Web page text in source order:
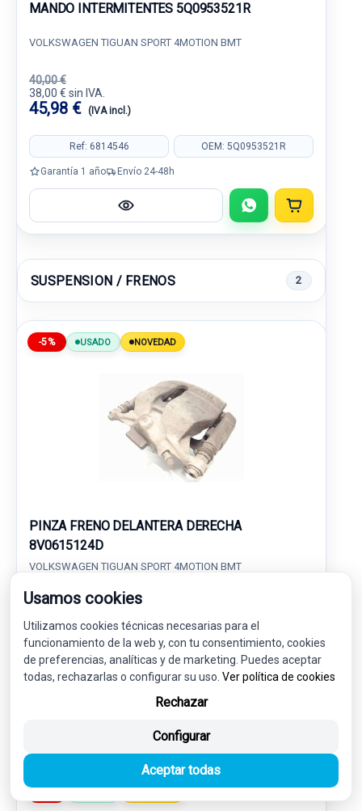
MANDO INTERMITENTES 5Q0953521R
VOLKSWAGEN TIGUAN SPORT 4MOTION BMT
40,00 €
38,00 € sin IVA.
45,98 € (IVA incl.)
Ref: 6814546 OEM: 5Q0953521R
Garantía 1 año Envío 24-48h
SUSPENSION / FRENOS 2
-5% USADO NOVEDAD
PINZA FRENO DELANTERA DERECHA
8V0615124D
VOLKSWAGEN TIGUAN SPORT 4MOTION BMT
27,00 €
31,04 €
Ref: 6814576 OEM: 8V0615124D
Envío 24-48h
Usamos cookies
Utilizamos cookies técnicas necesarias para el
funcionamiento de la web y, con tu consentimiento, cookies
de preferencias, analíticas y de marketing. Puedes aceptar
todas, rechazarlas o configurar su uso. Ver política de cookies
Rechazar
Configurar
Aceptar todas